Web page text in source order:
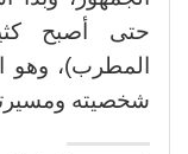
حتى أصبح
المطرب)، وهو
شخصيته